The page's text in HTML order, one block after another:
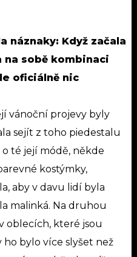
náznaky: Když začala
na sobě kombinaci
oficiálně nic
vánoční projevy byly
sejít z toho piedestalu
o té její módě, někde
kostýmky,
aby v davu lidí byla
malinká. Na druhou
oblecích, které jsou
ho bylo více slyšet než